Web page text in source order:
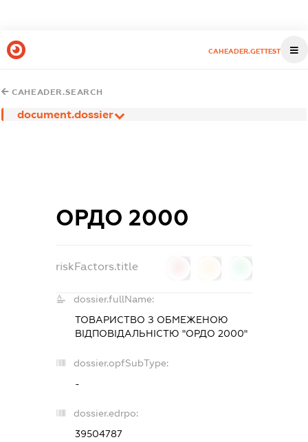
CAHEADER.GETTEST
CAHEADER.SEARCH
document.dossier
ОРДО 2000
riskFactors.title
dossier.fullName:
ТОВАРИСТВО З ОБМЕЖЕНОЮ
ВІДПОВІДАЛЬНІСТЮ "ОРДО 2000"
dossier.opfSubType:
-
dossier.edrpo:
39504787